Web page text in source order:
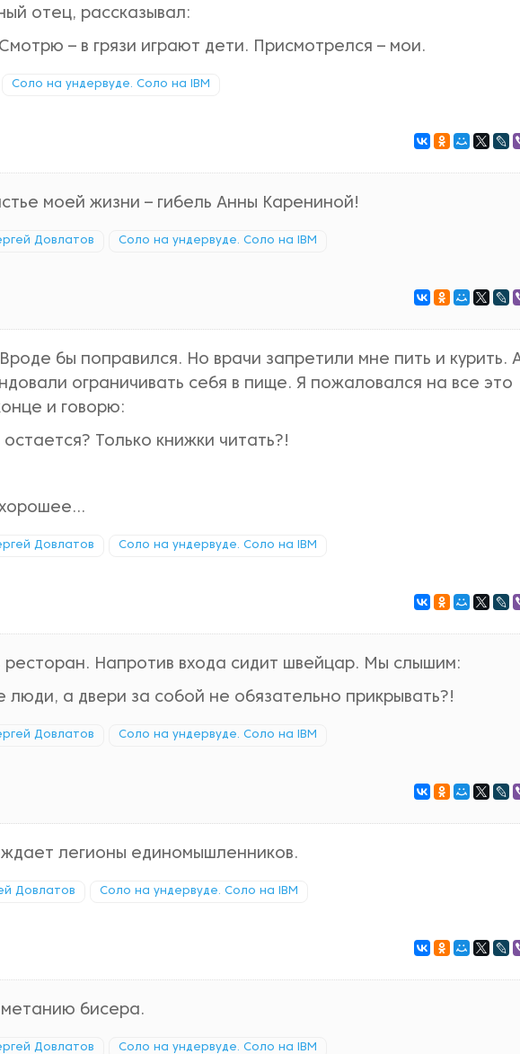
отец, рассказывал:
– в грязи играют дети. Присмотрелся – мои.
Соло на ундервуде. Соло на IBM
моей жизни – гибель Анны Карениной!
Довлатов Соло на ундервуде. Соло на IBM
бы поправился. Но врачи запретили мне пить и курить.
ограничивать себя в пище. Я пожаловался на все это
и говорю:
Только книжки читать?!
хорошее…
Довлатов Соло на ундервуде. Соло на IBM
ресторан. Напротив входа сидит швейцар. Мы слышим:
а двери за собой не обязательно прикрывать?!
Довлатов Соло на ундервуде. Соло на IBM
легионы единомышленников.
Довлатов Соло на ундервуде. Соло на IBM
бисера.
Довлатов Соло на ундервуде. Соло на IBM